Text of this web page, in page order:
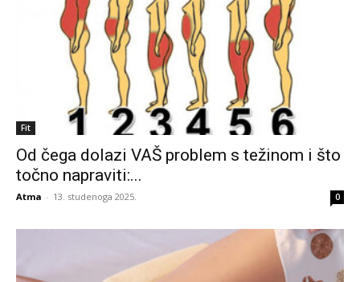
Fit
Od čega dolazi VAŠ problem s težinom i što
točno napraviti:...
Atma - 13. studenoga 2025. 0